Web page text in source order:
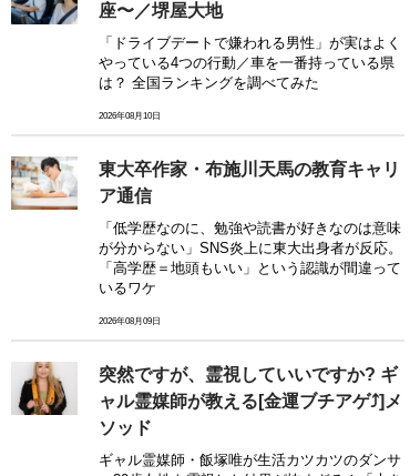
座〜／堺屋大地
「ドライブデートで嫌われる男性」が実はよく
やっている4つの行動／車を一番持っている県
は？ 全国ランキングを調べてみた
2026年08月10日
東大卒作家・布施川天馬の教育キャリ
ア通信
「低学歴なのに、勉強や読書が好きなのは意味
が分からない」SNS炎上に東大出身者が反応。
「高学歴＝地頭もいい」という認識が間違って
いるワケ
2026年08月09日
突然ですが、霊視していいですか? ギ
ャル霊媒師が教える[金運ブチアゲ⤴]メ
ソッド
ギャル霊媒師・飯塚唯が生活カツカツのダンサ